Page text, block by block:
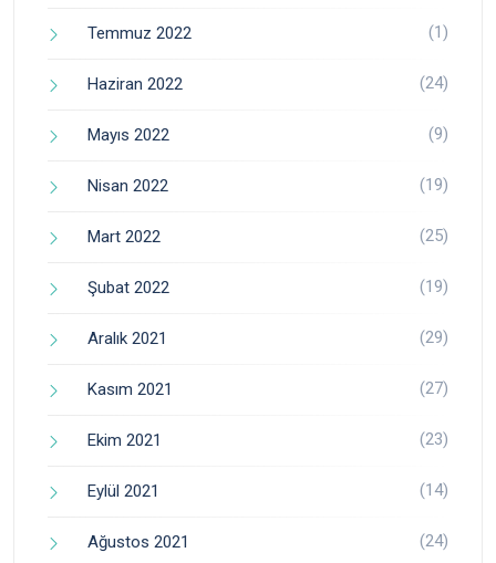
Temmuz 2022 (1)
Haziran 2022 (24)
Mayıs 2022 (9)
Nisan 2022 (19)
Mart 2022 (25)
Şubat 2022 (19)
Aralık 2021 (29)
Kasım 2021 (27)
Ekim 2021 (23)
Eylül 2021 (14)
Ağustos 2021 (24)